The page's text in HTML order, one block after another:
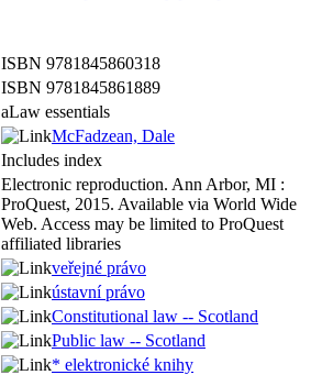
ISBN 9781845860318
ISBN 9781845861889
aLaw essentials
McFadzean, Dale
Includes index
Electronic reproduction. Ann Arbor, MI :
ProQuest, 2015. Available via World Wide
Web. Access may be limited to ProQuest
affiliated libraries
veřejné právo
ústavní právo
Constitutional law -- Scotland
Public law -- Scotland
* elektronické knihy